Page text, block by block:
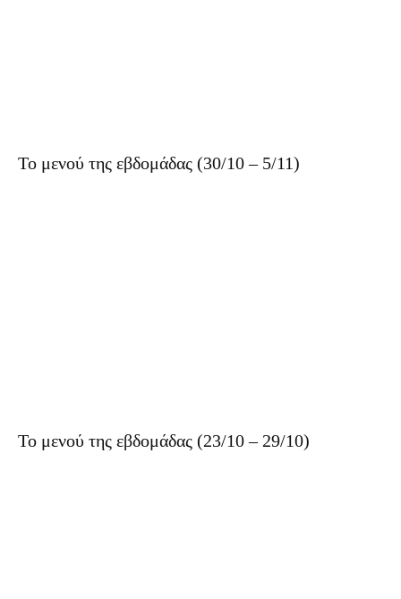
Το μενού της εβδομάδας (30/10 – 5/11)
Το μενού της εβδομάδας (23/10 – 29/10)